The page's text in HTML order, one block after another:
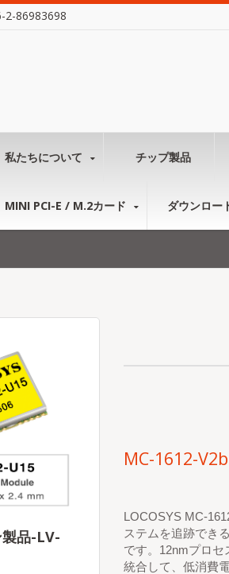
2-86983698
私たちについて チップ製品
MINI PCI-E / M.2カード ダウンロー
品-LV-
MC-1612-V2b
LOCOSYS MC-
ステムを追跡でき
です。12nmプロ
統合して、低消費